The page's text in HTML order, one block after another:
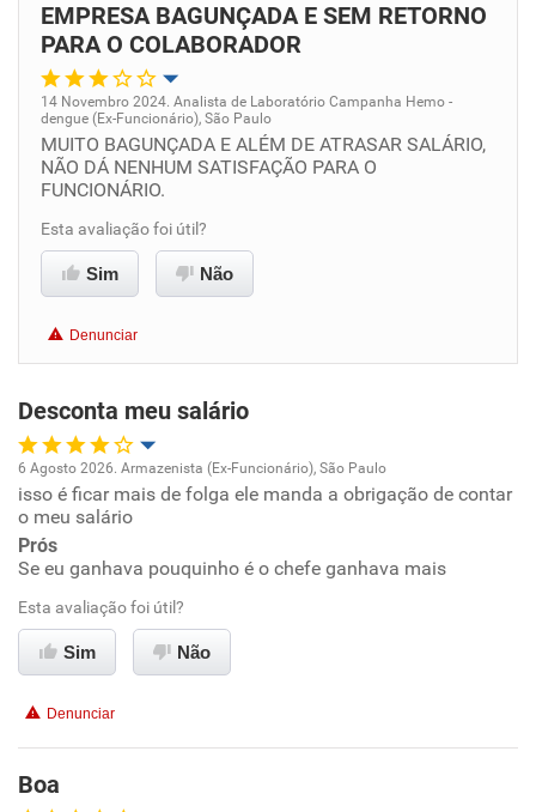
EMPRESA BAGUNÇADA E SEM RETORNO
PARA O COLABORADOR
Oportunidade de promoção
Ambiente de trabalho
Conciliação com a vida familiar
Não recomenda esta empresa
Não recomenda a diretoria
14 Novembro 2024. Analista de Laboratório Campanha Hemo -
dengue (Ex-Funcionário), São Paulo
MUITO BAGUNÇADA E ALÉM DE ATRASAR SALÁRIO,
NÃO DÁ NENHUM SATISFAÇÃO PARA O
FUNCIONÁRIO.
Esta avaliação foi útil?
Sim Não
Denunciar
Desconta meu salário
Oportunidade de promoção
Ambiente de trabalho
Conciliação com a vida familiar
Benefícios
6 Agosto 2026. Armazenista (Ex-Funcionário), São Paulo
isso é ficar mais de folga ele manda a obrigação de contar
o meu salário
Prós
Se eu ganhava pouquinho é o chefe ganhava mais
Esta avaliação foi útil?
Sim Não
Denunciar
Boa